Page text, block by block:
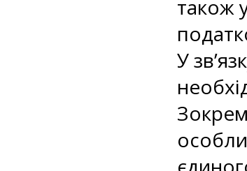
також
У